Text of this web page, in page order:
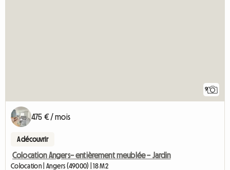
9
475 € / mois
A découvrir
Colocation Angers– entièrement meublée – Jardin
Colocation | Angers (49000) | 18 M2